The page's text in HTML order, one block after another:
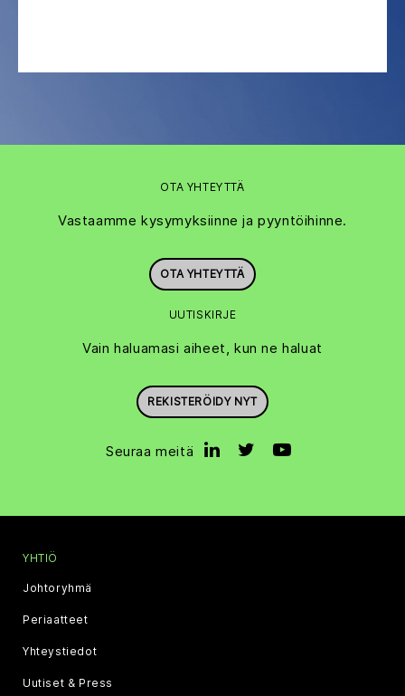
OTA YHTEYTTÄ
Vastaamme kysymyksiinne ja pyyntöihinne.
OTA YHTEYTTÄ
UUTISKIRJE
Vain haluamasi aiheet, kun ne haluat
REKISTERÖIDY NYT
Seuraa meitä
YHTIÖ
Johtoryhmä
Periaatteet
Yhteystiedot
Uutiset & Press